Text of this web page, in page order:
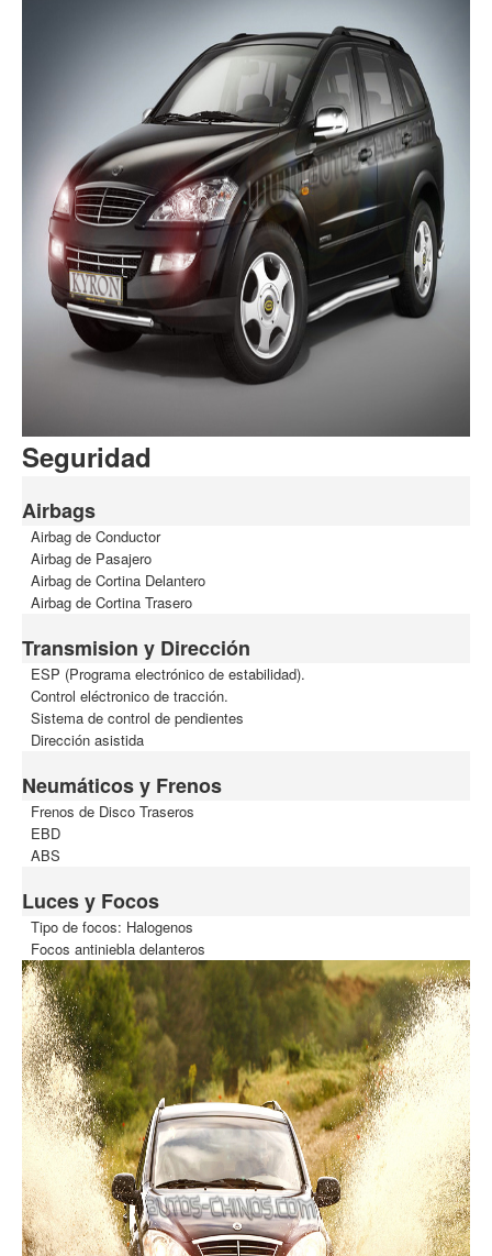
Seguridad
Airbags
Airbag de Conductor
Airbag de Pasajero
Airbag de Cortina Delantero
Airbag de Cortina Trasero
Transmision y Dirección
ESP (Programa electrónico de estabilidad).
Control eléctronico de tracción.
Sistema de control de pendientes
Dirección asistida
Neumáticos y Frenos
Frenos de Disco Traseros
EBD
ABS
Luces y Focos
Tipo de focos: Halogenos
Focos antiniebla delanteros